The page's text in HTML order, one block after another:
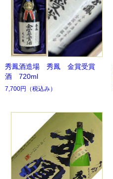
秀鳳酒造場 秀鳳 金賞受賞
酒 720ml
7,700円 （税込み）